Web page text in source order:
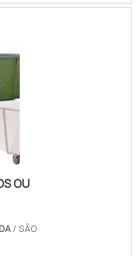
mais
altamente
fazer uso do
Padarias; -
OU
/ SÃO